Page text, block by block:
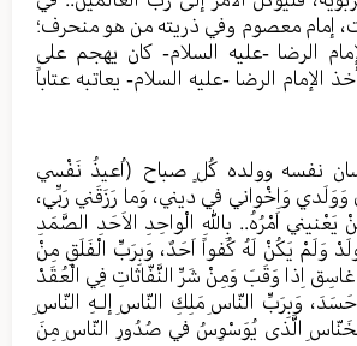
إمام معصوم وفي ذريته من هو منحرف؛
الرضا -عليه السلام- كان يهجم على
الإمام الرضا -عليه السلام- يعاتبه عتاباً
نفسه وولده كُلٍ صباح (اُعيذُ نَفْسي
وَاِخْواني في ديني، وَما رَزَقَني رَبِّي،
اَمْرُهُ.. بِاللهِ الْواحِدِ الاَحَدِ الصَّمَدِ
وَلَمْ يَكُنْ لَهُ كُفواً اَحَدٌ، وَبِرَبِّ الْفَلَقِ مِنْ
اِذا وَقَبَ وَمِنْ شَرِّ النَّفّاثاتِ فِي الْعُقَدْ
وَبِرَبِّ النّاسِ مَلِكِ النّاسِ إلـهِ النّاسِ
الَّذى يُوَسْوِسُ في صُدُورِ النّاسِ مِنَ